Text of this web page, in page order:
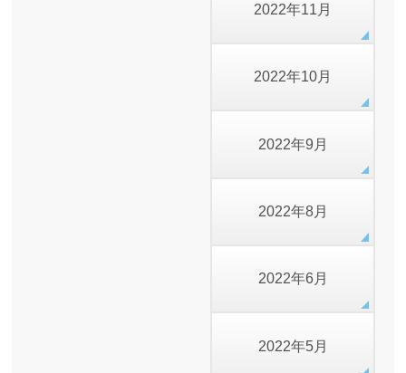
2022年11月
2022年10月
2022年9月
2022年8月
2022年6月
2022年5月